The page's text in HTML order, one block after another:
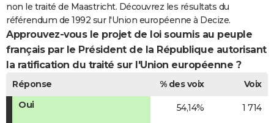
non le traité de Maastricht. Découvrez les résultats du
référendum de 1992 sur l'Union européenne à Decize.
Approuvez-vous le projet de loi soumis au peuple
français par le Président de la République autorisant
la ratification du traité sur l'Union européenne ?
Réponse % des voix
Voix
Oui
54,14% 1 714